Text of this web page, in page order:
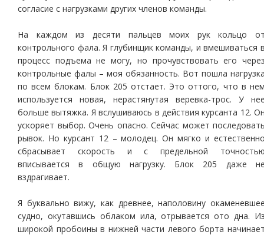
согласие с нагрузками других членов команды.
На каждом из десяти пальцев моих рук кольцо
контрольного фала. Я глубинщик команды, и вмешиваться
процесс подъема не могу, но прочувствовать его
контрольные фалы – моя обязанность. Вот пошла
по всем блокам. Блок 205 отстает. Это оттого, что в
используется новая, нерастянутая веревка-трос. У
больше вытяжка. Я вслушиваюсь в действия курсанта 12.
ускоряет выбор. Очень опасно. Сейчас может
рывок. Но курсант 12 – молодец. Он мягко и
сбрасывает скорость и с предельной
вписывается в общую нагрузку. Блок 205 даже
вздрагивает.
Я буквально вижу, как древнее, наполовину
судно, окутавшись облаком ила, отрывается ото дна.
широкой пробоины в нижней части левого борта